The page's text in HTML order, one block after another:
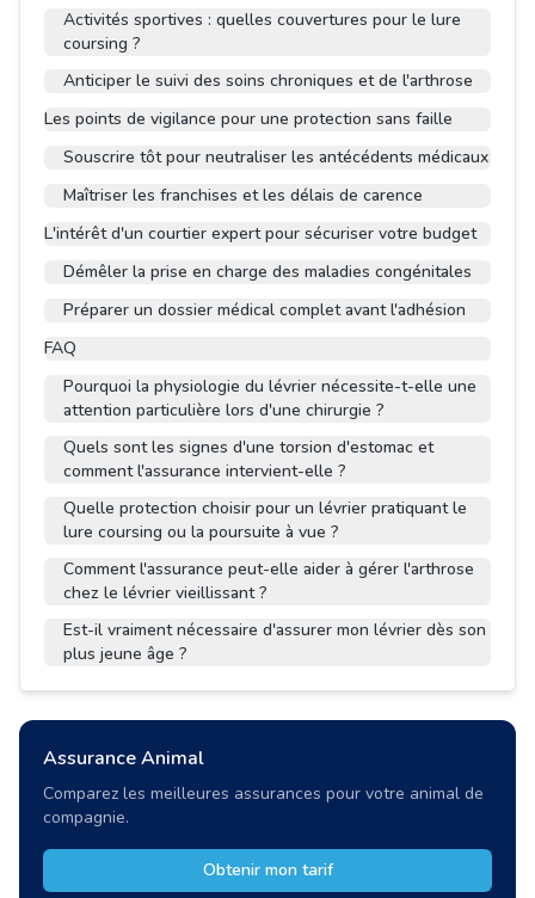
Activités sportives : quelles couvertures pour le lure
coursing ?
Anticiper le suivi des soins chroniques et de l'arthrose
Les points de vigilance pour une protection sans faille
Souscrire tôt pour neutraliser les antécédents médicaux
Maîtriser les franchises et les délais de carence
L'intérêt d'un courtier expert pour sécuriser votre budget
Démêler la prise en charge des maladies congénitales
Préparer un dossier médical complet avant l'adhésion
FAQ
Pourquoi la physiologie du lévrier nécessite-t-elle une
attention particulière lors d'une chirurgie ?
Quels sont les signes d'une torsion d'estomac et
comment l'assurance intervient-elle ?
Quelle protection choisir pour un lévrier pratiquant le
lure coursing ou la poursuite à vue ?
Comment l'assurance peut-elle aider à gérer l'arthrose
chez le lévrier vieillissant ?
Est-il vraiment nécessaire d'assurer mon lévrier dès son
plus jeune âge ?
Assurance Animal
Comparez les meilleures assurances pour votre animal de
compagnie.
Obtenir mon tarif